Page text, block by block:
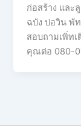
ก่อสร้าง และ
ฉบัง บ่อวิน พั
สอบถามเพิ่ท
คุณต่อ 080-